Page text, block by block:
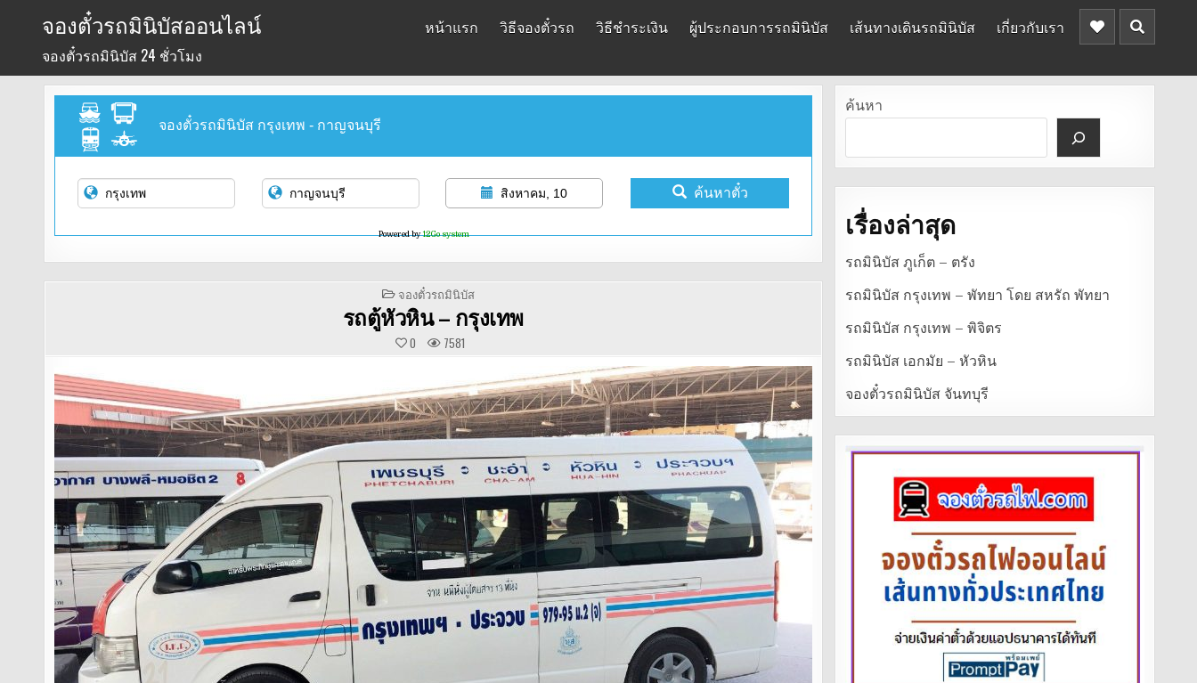
content
จองตั๋วรถมินิบัสออนไลน์
จองตั๋วรถมินิบัส 24 ชั่วโมง
หน้าแรก วิธีจองตั๋วรถ วิธีชำระเงิน ผู้ประกอบการรถมินิบัส เส้นทางเดินรถมินิบัส เกี่ยวกับเรา
จองตั๋วรถมินิบัส กรุงเทพ - กาญจนบุรี
สิงหาคม, 10 ค้นหาตั๋ว
Powered by12Go system
POSTED
IN
จองตั๋วรถมินิบัส
รถตู้หัวหิน – กรุงเทพ
0 7581
ค้นหา
เรื่องล่าสุด
รถมินิบัส ภูเก็ต – ตรัง
รถมินิบัส กรุงเทพ – พัทยา โดย สหรัถ พัทยา
รถมินิบัส กรุงเทพ – พิจิตร
รถมินิบัส เอกมัย – หัวหิน
จองตั๋วรถมินิบัส จันทบุรี